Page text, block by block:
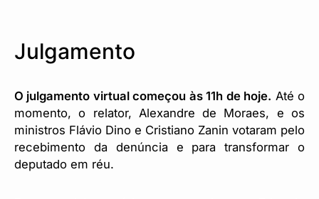
Julgamento
O julgamento virtual começou às 11h de hoje. Até o
momento, o relator, Alexandre de Moraes, e os
ministros Flávio Dino e Cristiano Zanin votaram pelo
recebimento da denúncia e para transformar o
deputado em réu.